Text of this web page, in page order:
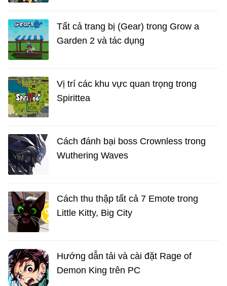
Tất cả trang bị (Gear) trong Grow a
Garden 2 và tác dụng
Vị trí các khu vực quan trọng trong
Spirittea
Cách đánh bại boss Crownless trong
Wuthering Waves
Cách thu thập tất cả 7 Emote trong
Little Kitty, Big City
Hướng dẫn tải và cài đặt Rage of
Demon King trên PC